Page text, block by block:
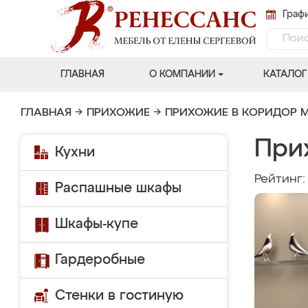
ГЛАВНАЯ О КОМПАНИИ КАТАЛОГ
ГЛАВНАЯ → ПРИХОЖИЕ → ПРИХОЖИЕ В КОРИДОР
Кухни
Распашные шкафы
Шкафы-купе
Гардеробные
Стенки в гостиную
Рейтинг: